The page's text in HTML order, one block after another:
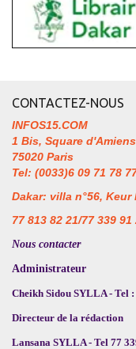
CONTACTEZ-NOUS
INFOS15.COM
1 Bis, Square d'Amiens
75020 Paris
Tel: (0033)6 09 71 78
Dakar: villa n°56, Keur
77 813 82 21/77 339 91
Nous contacter
Administrateur
Cheikh Sidou SYLLA - Tel
Directeur de la rédaction
Lansana SYLLA - Tel 77